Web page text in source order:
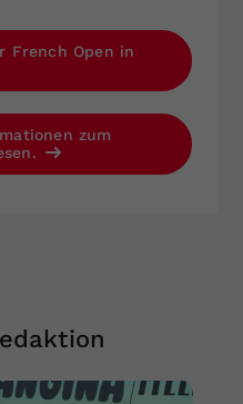
French Open in
zum